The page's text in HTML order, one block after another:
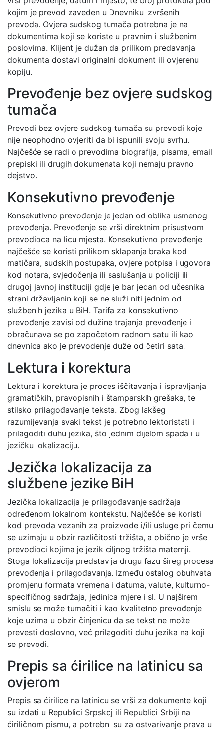
kojim je prevod zaveden u Dnevniku izvršenih
prevoda. Ovjera sudskog tumača potrebna je na
dokumentima koji se koriste u pravnim i službenim
poslovima. Klijent je dužan da prilikom predavanja
dokumenta dostavi originalni dokument ili ovjerenu
kopiju.
Prevođenje bez ovjere sudskog
tumača
Prevodi bez ovjere sudskog tumača su prevodi koje
nije neophodno ovjeriti da bi ispunili svoju svrhu.
Najčešće se radi o prevodima biografija, pisama, email
prepiski ili drugih dokumenata koji nemaju pravno
dejstvo.
Konsekutivno prevođenje
Konsekutivno prevođenje je jedan od oblika usmenog
prevođenja. Prevođenje se vrši direktnim prisustvom
prevodioca na licu mjesta. Konsekutivno prevođenje
najčešće se koristi prilikom sklapanja braka kod
matičara, sudskih postupaka, ovjere potpisa i ugovora
kod notara, svjedočenja ili saslušanja u policiji ili
drugoj javnoj instituciji gdje je bar jedan od učesnika
strani državljanin koji se ne služi niti jednim od
službenih jezika u BiH. Tarifa za konsekutivno
prevođenje zavisi od dužine trajanja prevođenje i
obračunava se po započetom radnom satu ili kao
dnevnica ako je prevođenje duže od četiri sata.
Lektura i korektura
Lektura i korektura je proces iščitavanja i ispravljanja
gramatičkih, pravopisnih i štamparskih grešaka, te
stilsko prilagođavanje teksta. Zbog lakšeg
razumijevanja svaki tekst je potrebno lektoristati i
prilagoditi duhu jezika, što jednim dijelom spada i u
jezičku lokalizaciju.
Jezička lokalizacija za
službene jezike BiH
Jezička lokalizacija je prilagođavanje sadržaja
određenom lokalnom kontekstu. Najčešće se koristi
kod prevoda vezanih za proizvode i/ili usluge pri čemu
se uzimaju u obzir različitosti tržišta, a obično je vrše
prevodioci kojima je jezik ciljnog tržišta maternji.
Stoga lokalizacija predstavlja drugu fazu šireg procesa
prevođenja i prilagođavanja. Između ostalog obuhvata
promjenu formata vremena i datuma, valute, kulturno-
specifičnog sadržaja, jedinica mjere i sl. U najširem
smislu se može tumačiti i kao kvalitetno prevođenje
koje uzima u obzir činjenicu da se tekst ne može
prevesti doslovno, već prilagoditi duhu jezika na koji
se prevodi.
Prepis sa ćirilice na latinicu sa
ovjerom
Prepis sa ćirilice na latinicu se vrši za dokumente koji
su izdati u Republici Srpskoj ili Republici Srbiji na
ćiriličnom pismu, a potrebni su za ostvarivanje prava u